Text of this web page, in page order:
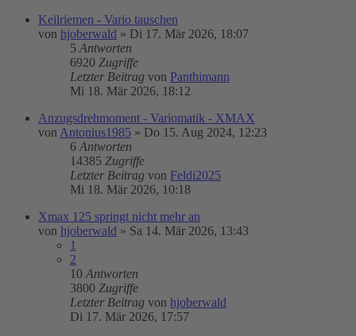
Keilriemen - Vario tauschen
von hjoberwald » Di 17. Mär 2026, 18:07
5 Antworten
6920 Zugriffe
Letzter Beitrag von Panthimann
Mi 18. Mär 2026, 18:12
Anzugsdrehmoment - Variomatik - XMAX
von Antonius1985 » Do 15. Aug 2024, 12:23
6 Antworten
14385 Zugriffe
Letzter Beitrag von Feldi2025
Mi 18. Mär 2026, 10:18
Xmax 125 springt nicht mehr an
von hjoberwald » Sa 14. Mär 2026, 13:43
1
2
10 Antworten
3800 Zugriffe
Letzter Beitrag von hjoberwald
Di 17. Mär 2026, 17:57